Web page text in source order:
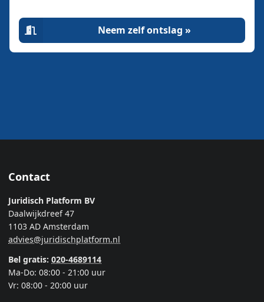
Neem zelf ontslag »
Contact
Juridisch Platform BV
Daalwijkdreef 47
1103 AD Amsterdam
advies@juridischplatform.nl
Bel gratis: 020-4689114
Ma-Do: 08:00 - 21:00 uur
Vr: 08:00 - 20:00 uur